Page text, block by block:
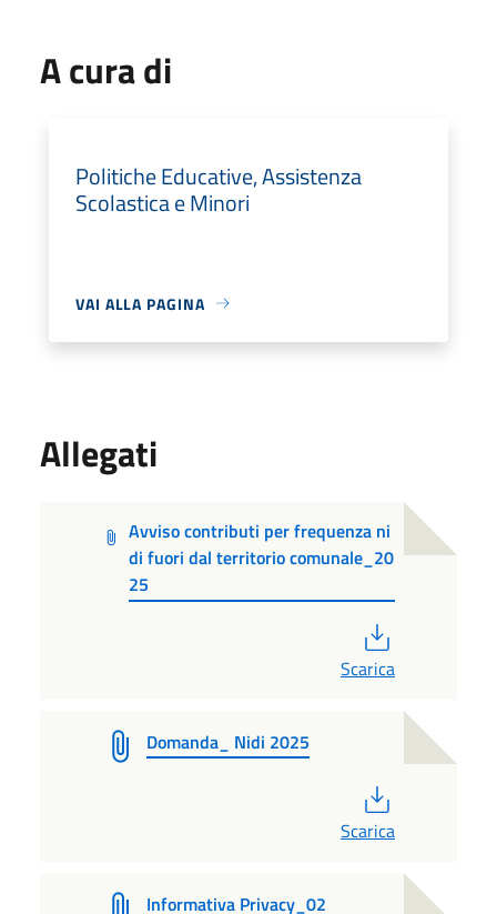
A cura di
Politiche Educative, Assistenza
Scolastica e Minori
VAI ALLA PAGINA
Allegati
Avviso contributi per frequenza ni
di fuori dal territorio comunale_20
25
Scarica
Domanda_ Nidi 2025
Scarica
Informativa Privacy_02